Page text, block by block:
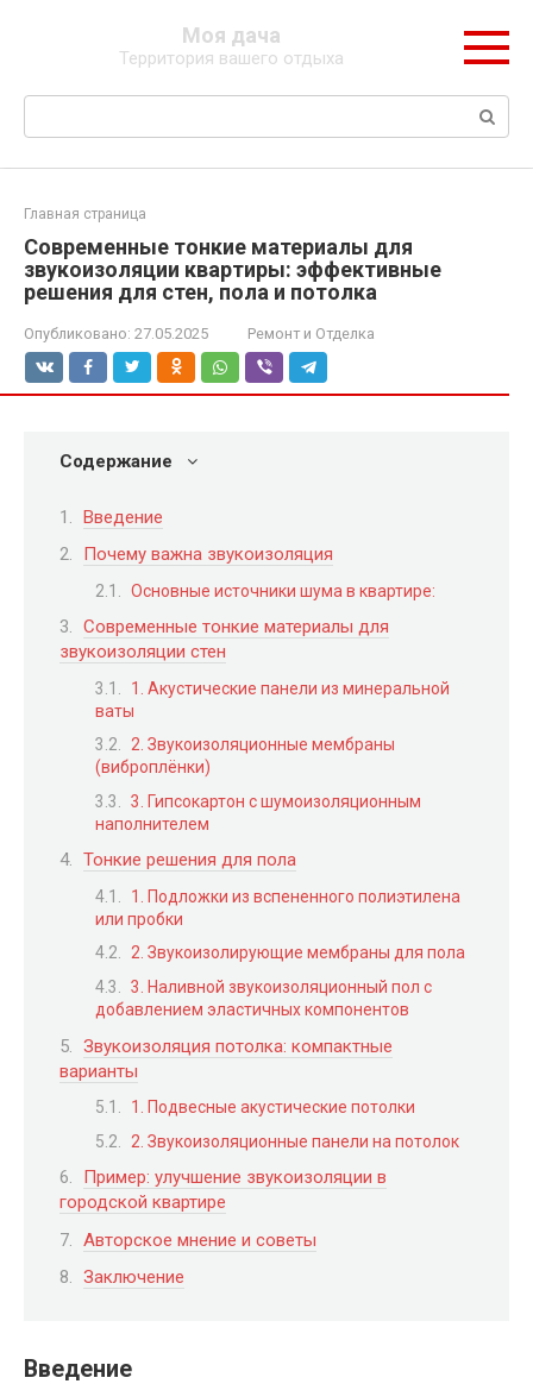
Моя дача
Территория вашего отдыха
Поиск:
Главная страница
Современные тонкие материалы для
звукоизоляции квартиры: эффективные
решения для стен, пола и потолка
Опубликовано: 27.05.2025 Ремонт и Отделка
Содержание
Введение
Почему важна звукоизоляция
Основные источники шума в квартире:
Современные тонкие материалы для
звукоизоляции стен
1. Акустические панели из минеральной
ваты
2. Звукоизоляционные мембраны
(виброплёнки)
3. Гипсокартон с шумоизоляционным
наполнителем
Тонкие решения для пола
1. Подложки из вспененного полиэтилена
или пробки
2. Звукоизолирующие мембраны для пола
3. Наливной звукоизоляционный пол с
добавлением эластичных компонентов
Звукоизоляция потолка: компактные
варианты
1. Подвесные акустические потолки
2. Звукоизоляционные панели на потолок
Пример: улучшение звукоизоляции в
городской квартире
Авторское мнение и советы
Заключение
Введение